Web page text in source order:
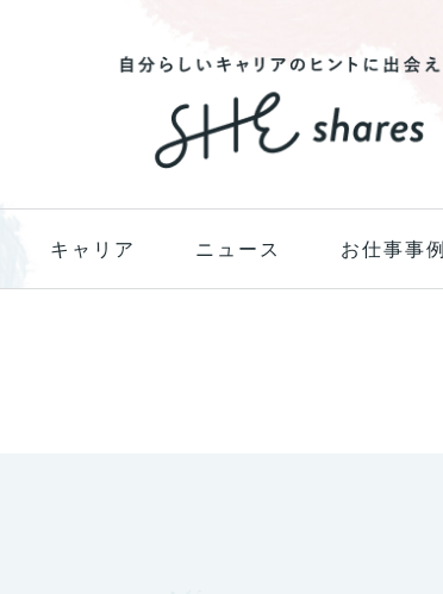
キャリア ニュース お仕事事例